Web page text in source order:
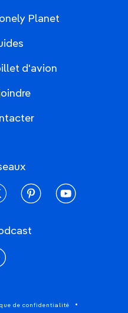
Planet
d'avion
pinterestyoutube
de confidentialité